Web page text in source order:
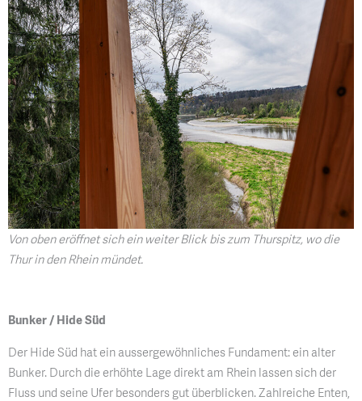
Von oben eröffnet sich ein weiter Blick bis zum Thurspitz, wo die
Thur in den Rhein mündet.
Bunker / Hide Süd
Der Hide Süd hat ein aussergewöhnliches Fundament: ein alter
Bunker. Durch die erhöhte Lage direkt am Rhein lassen sich der
Fluss und seine Ufer besonders gut überblicken. Zahlreiche Enten,